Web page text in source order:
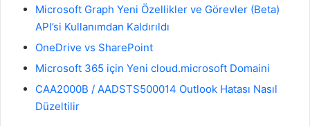
Microsoft Graph Yeni Özellikler ve Görevler (Beta)
API’si Kullanımdan Kaldırıldı
OneDrive vs SharePoint
Microsoft 365 için Yeni cloud.microsoft Domaini
CAA2000B / AADSTS500014 Outlook Hatası Nasıl
Düzeltilir